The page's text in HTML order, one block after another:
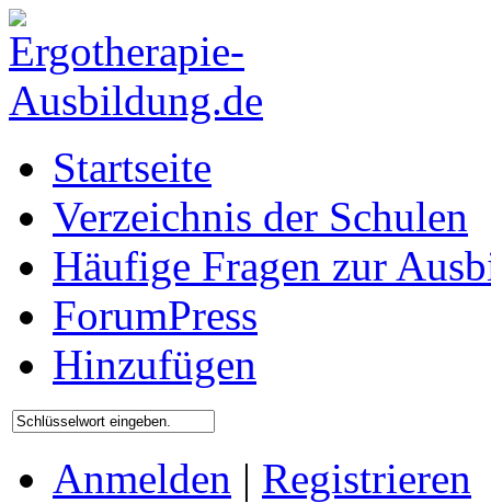
Startseite
Verzeichnis der Schulen
Häufige Fragen zur
ForumPress
Hinzufügen
Anmelden | Registrieren